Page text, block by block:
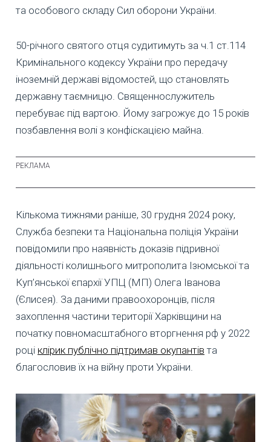
та особового складу Сил оборони України.
50-річного святого отця судитимуть за ч.1 ст.114
Кримінального кодексу України про передачу
іноземній державі відомостей, що становлять
державну таємницю. Священнослужитель
перебуває під вартою. Йому загрожує до 15 років
позбавлення волі з конфіскацією майна.
Кількома тижнями раніше, 30 грудня 2024 року,
Служба безпеки та Національна поліція України
повідомили про наявність доказів підривної
діяльності колишнього митрополита Ізюмської та
Куп’янської єпархії УПЦ (МП) Олега Іванова
(Єлисея). За даними правоохоронців, після
захоплення частини території Харківщини на
початку повномасштабного вторгнення рф у 2022
році клірик публічно підтримав окупантів та
благословив їх на війну проти України.